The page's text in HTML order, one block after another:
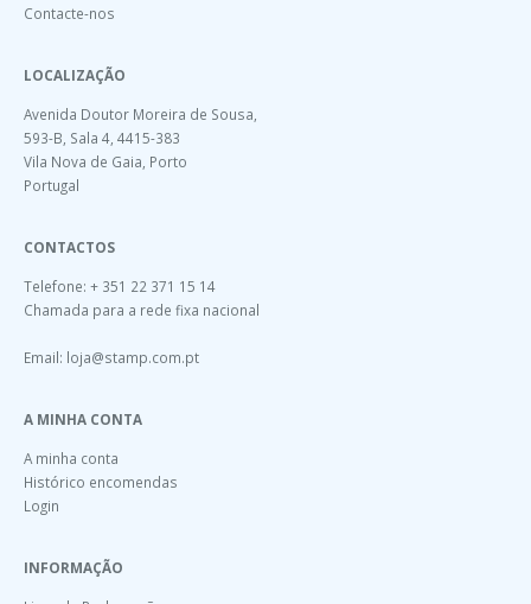
Contacte-nos
LOCALIZAÇÃO
Avenida Doutor Moreira de Sousa,
593-B, Sala 4, 4415-383
Vila Nova de Gaia, Porto
Portugal
CONTACTOS
Telefone: + 351 22 371 15 14
Chamada para a rede fixa nacional
Email: loja@stamp.com.pt
A MINHA CONTA
A minha conta
Histórico encomendas
Login
INFORMAÇÃO